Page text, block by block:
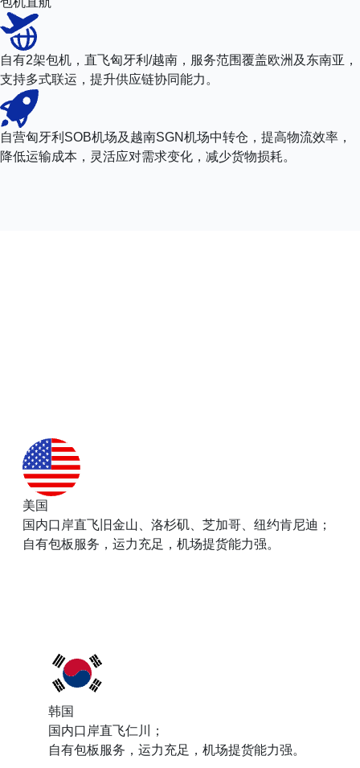
自有2架包机，直飞匈牙利/越南，服务范围覆盖欧洲及东南亚，
支持多式联运，提升供应链协同能力。
自营匈牙利SOB机场及越南SGN机场中转仓，提高物流效率，
降低运输成本，灵活应对需求变化，减少货物损耗。
美国
国内口岸直飞旧金山、洛杉矶、芝加哥、纽约肯尼迪；
自有包板服务，运力充足，机场提货能力强。
韩国
国内口岸直飞仁川；
自有包板服务，运力充足，机场提货能力强。